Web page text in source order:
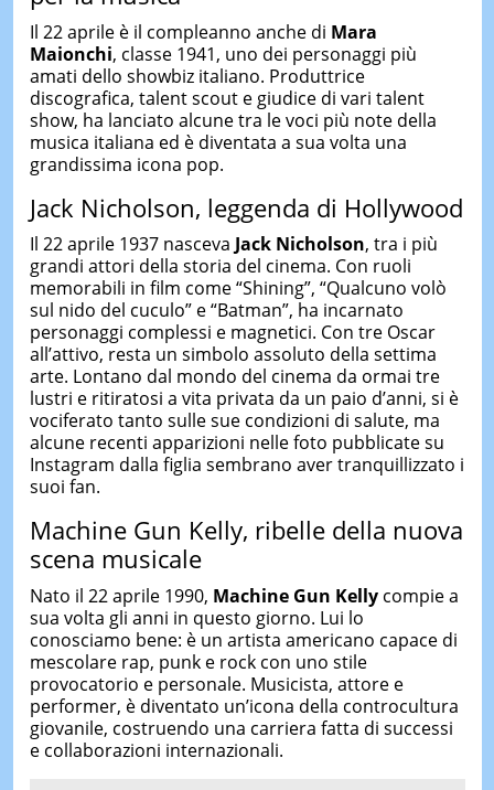
Il 22 aprile è il compleanno anche di Mara
Maionchi, classe 1941, uno dei personaggi più
amati dello showbiz italiano. Produttrice
discografica, talent scout e giudice di vari talent
show, ha lanciato alcune tra le voci più note della
musica italiana ed è diventata a sua volta una
grandissima icona pop.
Jack Nicholson, leggenda di Hollywood
Il 22 aprile 1937 nasceva Jack Nicholson, tra i più
grandi attori della storia del cinema. Con ruoli
memorabili in film come “Shining”, “Qualcuno volò
sul nido del cuculo” e “Batman”, ha incarnato
personaggi complessi e magnetici. Con tre Oscar
all’attivo, resta un simbolo assoluto della settima
arte. Lontano dal mondo del cinema da ormai tre
lustri e ritiratosi a vita privata da un paio d’anni, si è
vociferato tanto sulle sue condizioni di salute, ma
alcune recenti apparizioni nelle foto pubblicate su
Instagram dalla figlia sembrano aver tranquillizzato i
suoi fan.
Machine Gun Kelly, ribelle della nuova
scena musicale
Nato il 22 aprile 1990, Machine Gun Kellycompie a
sua volta gli anni in questo giorno. Lui lo
conosciamo bene: è un artista americano capace di
mescolare rap, punk e rock con uno stile
provocatorio e personale. Musicista, attore e
performer, è diventato un’icona della controcultura
giovanile, costruendo una carriera fatta di successi
e collaborazioni internazionali.